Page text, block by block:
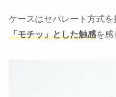
ケースはセパレート方式を
「モチッ」とした触感を感